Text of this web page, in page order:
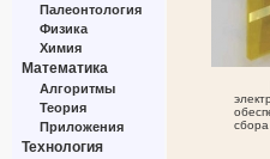
Палеонтология
Физика
Химия
Математика
Алгоритмы
Теория
Приложения
Технология